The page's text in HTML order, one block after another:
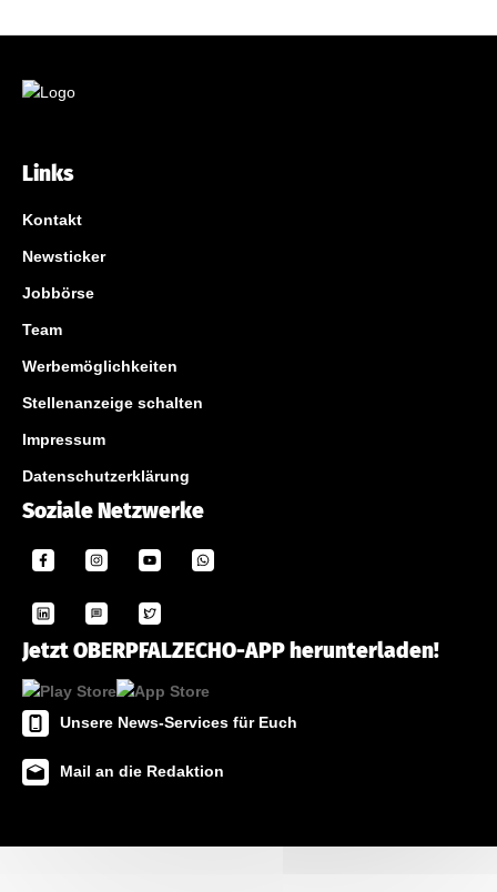
Links
Kontakt
Newsticker
Jobbörse
Team
Werbemöglichkeiten
Stellenanzeige schalten
Impressum
Datenschutzerklärung
Soziale Netzwerke
Jetzt OBERPFALZECHO-APP herunterladen!
Unsere News-Services für Euch
Mail an die Redaktion